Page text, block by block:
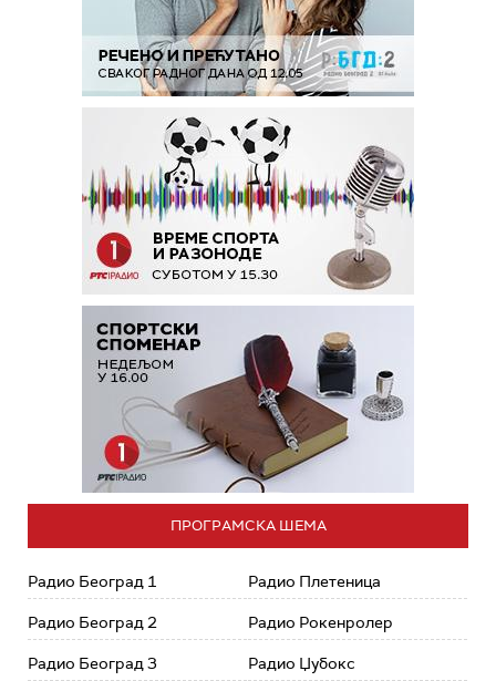
ПРОГРАМСКА ШЕМА
Радио Београд 1
Радио Београд 2
Радио Београд 3
Радио Плетеница
Радио Рокенролер
Радио Џубокс